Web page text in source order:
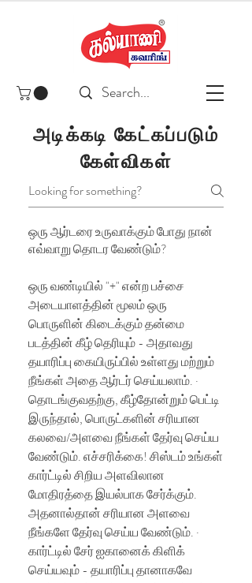
அடிக்கடி கேட்கப்படும்
கேள்விகள்
ஒரு ஆர்டரை உருவாக்கும் போது நான்
எவ்வாறு தொடர வேண்டும்?
ஒரு வண்டியில் "+" என்ற பச்சை
அடையாளத்தின் மூலம் ஒரு
பொருளின் கிடைக்கும் தன்மை
படத்தின் கீழ் தெரியும் - அதாவது
தயாரிப்பு கையிருப்பில் உள்ளது மற்றும்
நீங்கள் அதை ஆர்டர் செய்யலாம். ·
தொடங்குவதற்கு, கீழ்தோன்றும் பெட்டி
இருந்தால், பொருட்களின் சரியான
கலவை/அளவை நீங்கள் தேர்வு செய்ய
வேண்டும். எச்சரிக்கை! சிஸ்டம் உங்கள்
கார்ட்டில் சிறிய அளவிலான
மோதிரத்தை இயல்பாக சேர்க்கும்.
அதனால்தான் சரியான அளவை
நீங்களே தேர்வு செய்ய வேண்டும். ·
கார்ட்டில் சேர் ஐகானைக் கிளிக்
செய்யவும் - தயாரிப்பு தானாகவே